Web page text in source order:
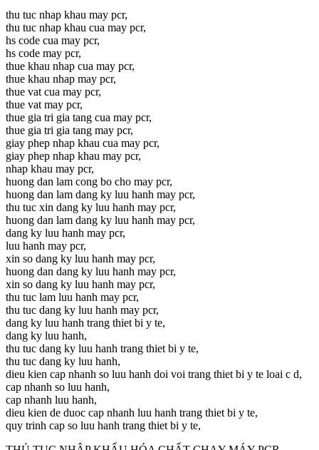
thu tuc nhap khau may pcr,
thu tuc nhap khau cua may pcr,
hs code cua may pcr,
hs code may pcr,
thue khau nhap cua may pcr,
thue khau nhap may pcr,
thue vat cua may pcr,
thue vat may pcr,
thue gia tri gia tang cua may pcr,
thue gia tri gia tang may pcr,
giay phep nhap khau cua may pcr,
giay phep nhap khau may pcr,
nhap khau may pcr,
huong dan lam cong bo cho may pcr,
huong dan lam dang ky luu hanh may pcr,
thu tuc xin dang ky luu hanh may pcr,
huong dan lam dang ky luu hanh may pcr,
dang ky luu hanh may pcr,
luu hanh may pcr,
xin so dang ky luu hanh may pcr,
huong dan dang ky luu hanh may pcr,
xin so dang ky luu hanh may pcr,
thu tuc lam luu hanh may pcr,
thu tuc dang ky luu hanh may pcr,
dang ky luu hanh trang thiet bi y te,
dang ky luu hanh,
thu tuc dang ky luu hanh trang thiet bi y te,
thu tuc dang ky luu hanh,
dieu kien cap nhanh so luu hanh doi voi trang thiet bi y te loai c d,
cap nhanh so luu hanh,
cap nhanh luu hanh,
dieu kien de duoc cap nhanh luu hanh trang thiet bi y te,
quy trinh cap so luu hanh trang thiet bi y te,